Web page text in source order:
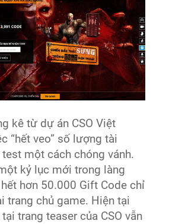
kê từ dự án CSO Việt
“hết veo” số lượng tài
một cách chóng vánh.
kỷ lục mới trong làng
hơn 50.000 Gift Code chỉ
trang chủ game. Hiện tại
trang teaser của CSO vẫn